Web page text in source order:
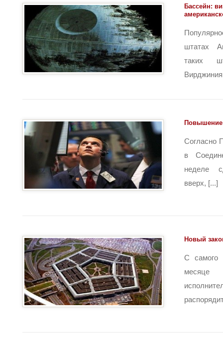
Бассейн:
штатах
таких
Согласно
в
неделе
вверх, [...]
Новый
С самого
месяце